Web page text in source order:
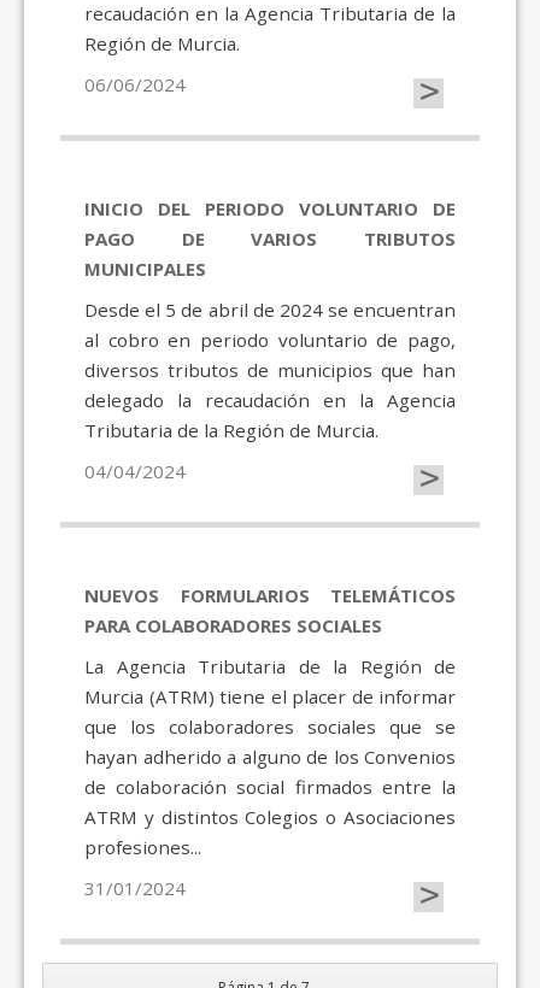
recaudación en la Agencia Tributaria de la
Región de Murcia.
06/06/2024
>
INICIO DEL PERIODO VOLUNTARIO DE
PAGO DE VARIOS TRIBUTOS
MUNICIPALES
Desde el 5 de abril de 2024 se encuentran
al cobro en periodo voluntario de pago,
diversos tributos de municipios que han
delegado la recaudación en la Agencia
Tributaria de la Región de Murcia.
04/04/2024
>
NUEVOS FORMULARIOS TELEMÁTICOS
PARA COLABORADORES SOCIALES
La Agencia Tributaria de la Región de
Murcia (ATRM) tiene el placer de informar
que los colaboradores sociales que se
hayan adherido a alguno de los Convenios
de colaboración social firmados entre la
ATRM y distintos Colegios o Asociaciones
profesiones...
31/01/2024
>